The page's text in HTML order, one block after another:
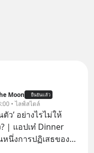
Moon ยืนยันแล้ว
• ไลฟ์สไตล์
ว’ อย่างไรไม่ให้
| แอปเท๋ Dinner
หนึ่งการปฏิเสธของ